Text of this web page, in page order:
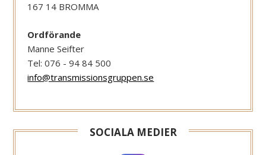
167 14 BROMMA
Ordförande
Manne Seifter
Tel: 076 - 94 84 500
info@transmissionsgruppen.se
SOCIALA MEDIER